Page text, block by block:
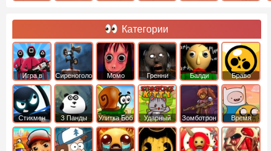
Категории
Игра в
Кальмара
Сиреноголовый Момо Гренни Балди
Браво
Старс
Стикмен 3 Панды Улитка Боб
Ударный
отряд котят
Зомботрон
Время
Приключений